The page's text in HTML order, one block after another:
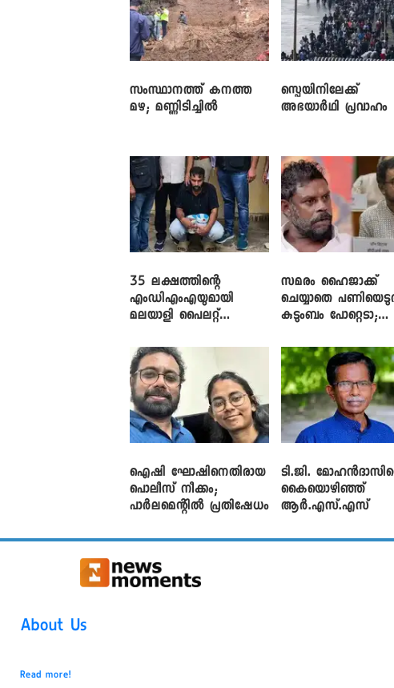
സംസ്ഥാനത്ത് കനത്ത
മഴ; മണ്ണിടിച്ചിൽ
സ്പെയിനിലേക്ക്
അഭയാർഥി പ്രവാഹം
35 ലക്ഷത്തിന്റെ
എംഡിഎംഎയുമായി
മലയാളി പൈലറ്റ്
സമരം ഹൈജാക്ക്
ചെയ്യാതെ
കുടുംബം പോറ്റെടാ;
വിനായകൻ
ഐഷി ഘോഷിനെതിരായ
പൊലീസ് നീക്കം;
പാര്‍ലമെന്റിൽ പ്രതിഷേധം
ടി.ജി.
കൈയൊഴിഞ്ഞ്
ആർ.എസ്.എസ്
About Us
Read more!